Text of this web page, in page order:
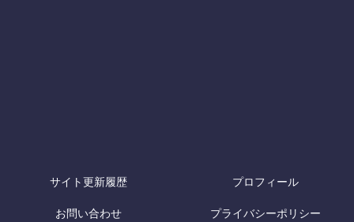
サイト更新履歴 プロフィール
お問い合わせ プライバシーポリシー